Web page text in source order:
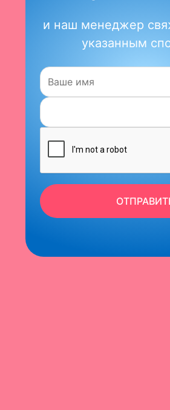
и наш менеджер
указанным
Имя: